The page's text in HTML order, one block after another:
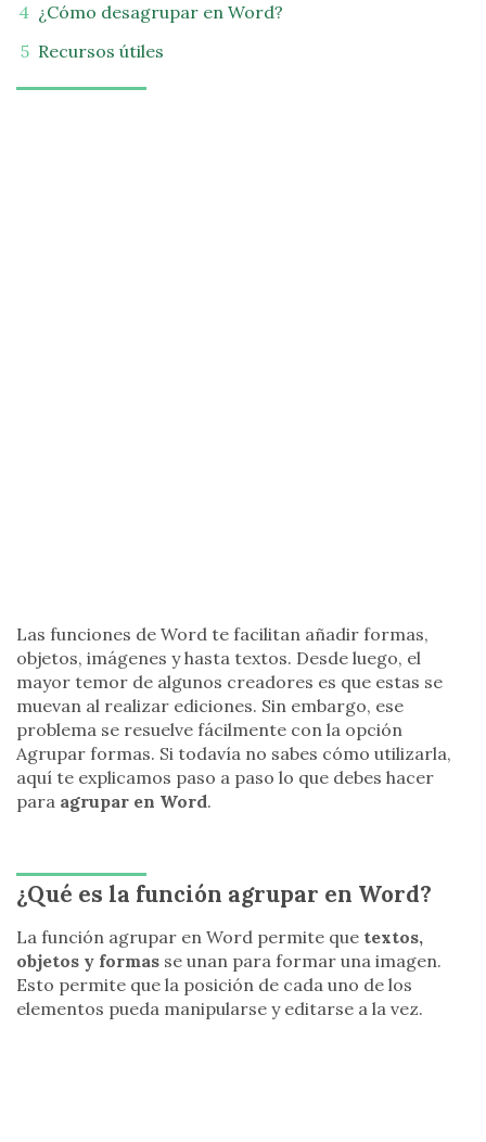
¿Cómo desagrupar en Word?
Recursos útiles
Las funciones de Word te facilitan añadir formas,
objetos, imágenes y hasta textos. Desde luego, el
mayor temor de algunos creadores es que estas se
muevan al realizar ediciones. Sin embargo, ese
problema se resuelve fácilmente con la opción
Agrupar formas. Si todavía no sabes cómo utilizarla,
aquí te explicamos paso a paso lo que debes hacer
para agrupar en Word.
¿Qué es la función agrupar en Word?
La función agrupar en Word permite que textos,
objetos y formas se unan para formar una imagen.
Esto permite que la posición de cada uno de los
elementos pueda manipularse y editarse a la vez.